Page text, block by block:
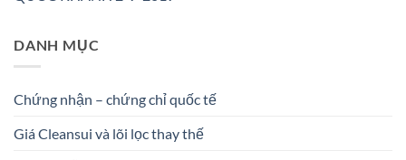
DANH MỤC
Chứng nhận – chứng chỉ quốc tế
Giá Cleansui và lõi lọc thay thế